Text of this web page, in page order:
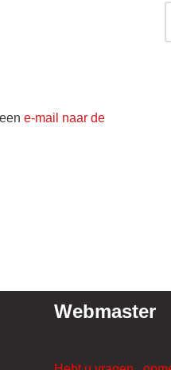
e-mail naar de
Webmaster